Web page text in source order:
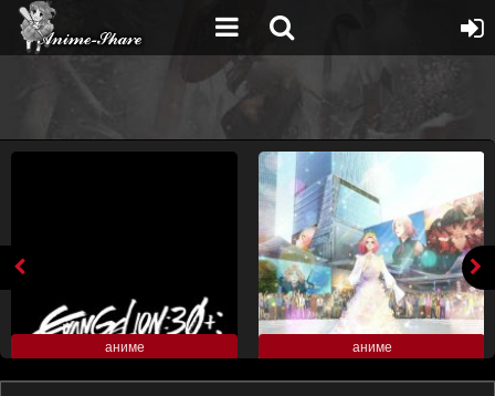
аниме аниме